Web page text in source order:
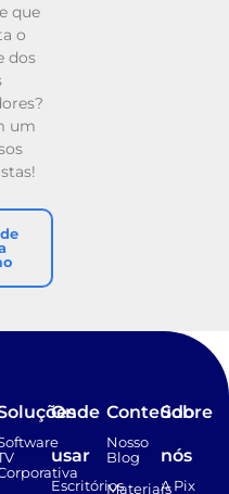
que
o
dos
um
Onde
usar
Escritórios
Conteúdo
Nosso
Blog
Materiais
Sobre
nós
A Pix